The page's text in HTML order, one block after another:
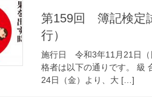
第159回 簿記検定
行）
施行日 令和3年11月21日（
格者は以下の通りです。 級
24日（金）より、大 […]